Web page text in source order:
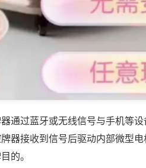
通过蓝牙或无线信号与手机等
器接收到信号后驱动内部微型
的。